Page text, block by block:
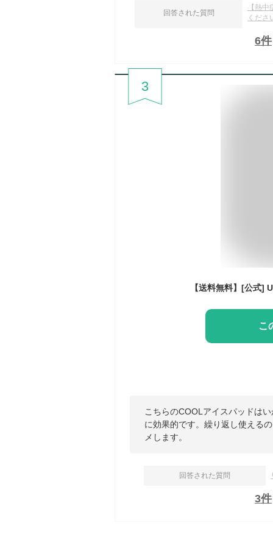
回答された質問
【熱
くださ
6件
3
こ
こちらのCOOLアイスパッドは
に効果的です。繰り返し使える
メします。
回答された質問
3件